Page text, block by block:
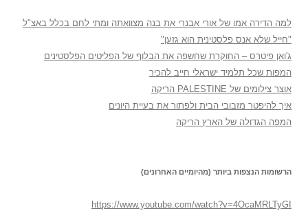
למה הדירה אמו של אורי אבנרי את בנה מצוואתה ומתי לחם בכלל באצ"ל
"חייל שלא אנס פלסטינית הוא גזען"
ג'ואן פיטרס – החוקרת שחשפה את הבלוף של הפליטים הפלסטינים
המפות שכל תלמיד ישראלי חייב להכיר
אוצר צילומים של PALESTINE הריקה
איך להיפטר מזבובי הבית ולפתור את בעיית היונים
המפה הגדולה של הארץ הריקה
הרשומות הנצפות ביותר (מהיומיים האחרונים)
https://www.youtube.com/watch?v=4OcaMRLTyGI